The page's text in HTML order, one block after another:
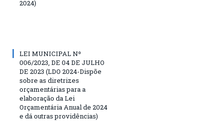
2024)
LEI MUNICIPAL Nº
006/2023, DE 04 DE JULHO
DE 2023 (LDO 2024-Dispõe
sobre as diretrizes
orçamentárias para a
elaboração da Lei
Orçamentária Anual de 2024
e dá outras providências)